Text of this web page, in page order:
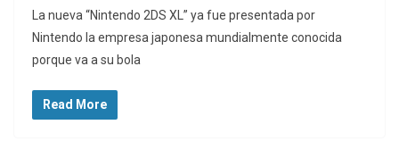
La nueva “Nintendo 2DS XL” ya fue presentada por
Nintendo la empresa japonesa mundialmente conocida
porque va a su bola
Read More